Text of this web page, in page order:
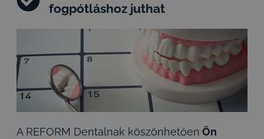
fogpótláshoz juthat
A REFORM Dentalnak köszönhetően Ön